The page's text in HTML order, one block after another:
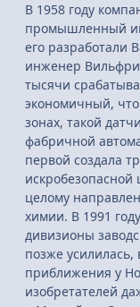
В 1958 году
промышленный
его разработали
инженер
тысячи
экономичный,
зонах, такой
фабричной
первой создала
целому
химии. В 1991
дивизионы
позже усилилась,
приближения у
изобретателей